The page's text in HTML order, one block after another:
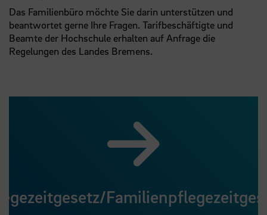
Das Familienbüro möchte Sie darin unterstützen und
beantwortet gerne Ihre Fragen. Tarifbeschäftigte und
Beamte der Hochschule erhalten auf Anfrage die
Regelungen des Landes Bremens.